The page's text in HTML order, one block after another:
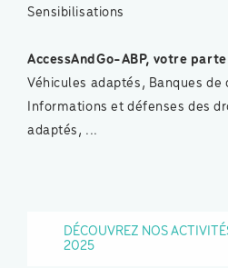
Sensibilisations
AccessAndGo-ABP, votre
Véhicules adaptés, Banques de
Informations et défenses des
adaptés, ...
DÉCOUVREZ NOS
2025